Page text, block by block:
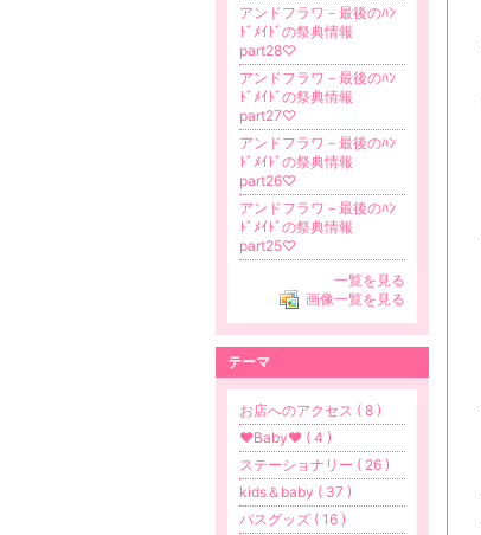
アンドフラワ－最後のﾊﾝ
ﾄﾞﾒｲﾄﾞの祭典情報
part28♡
アンドフラワ－最後のﾊﾝ
ﾄﾞﾒｲﾄﾞの祭典情報
part27♡
アンドフラワ－最後のﾊﾝ
ﾄﾞﾒｲﾄﾞの祭典情報
part26♡
アンドフラワ－最後のﾊﾝ
ﾄﾞﾒｲﾄﾞの祭典情報
part25♡
一覧を見る
画像一覧を見る
テーマ
お店へのアクセス ( 8 )
❤Baby❤ ( 4 )
ステーショナリー ( 26 )
kids＆baby ( 37 )
バスグッズ ( 16 )